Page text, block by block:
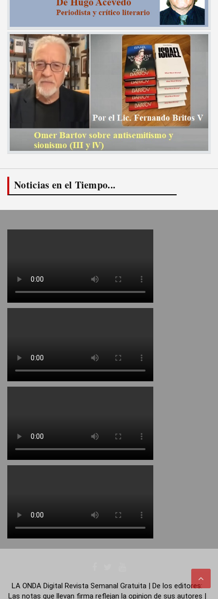
Noticias en el Tiempo...
LA ONDA Digital Revista Semanal Gratuita | De los editores:
Las notas que llevan firma reflejan la opinion de sus autores |